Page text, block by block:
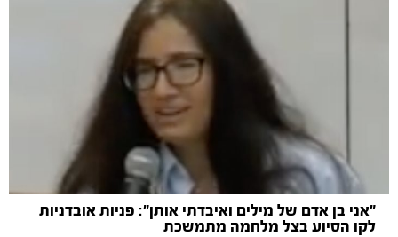
"אני בן אדם של מילים ואיבדתי אותן": פניות אובדניות
לקו הסיוע בצל מלחמה מתמשכת